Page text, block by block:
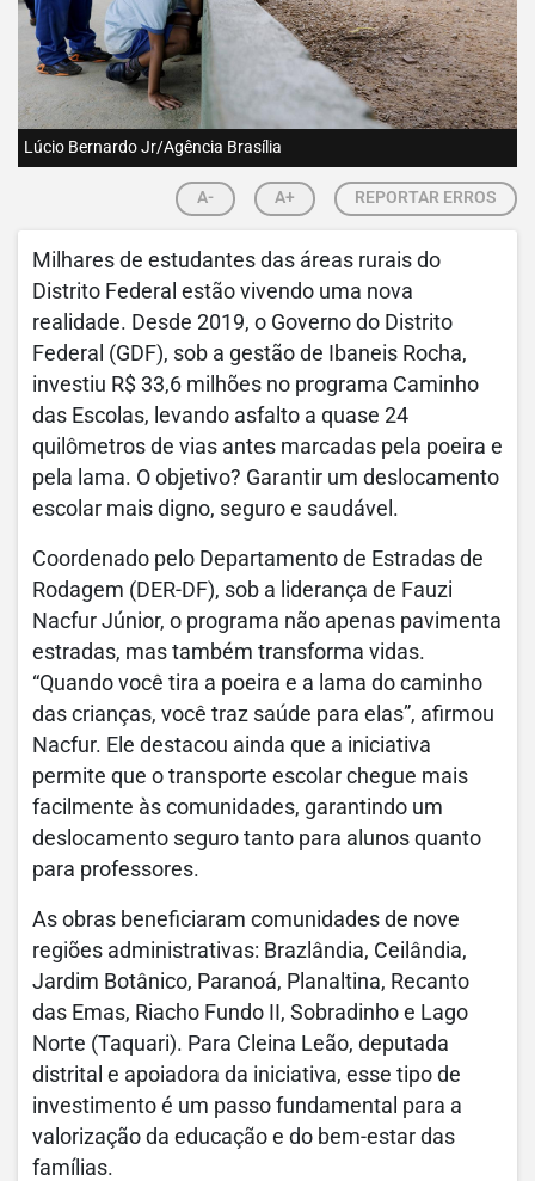
Lúcio Bernardo Jr/Agência Brasília
A- A+ REPORTAR ERROS
Milhares de estudantes das áreas rurais do
Distrito Federal estão vivendo uma nova
realidade. Desde 2019, o Governo do Distrito
Federal (GDF), sob a gestão de Ibaneis Rocha,
investiu R$ 33,6 milhões no programa Caminho
das Escolas, levando asfalto a quase 24
quilômetros de vias antes marcadas pela poeira e
pela lama. O objetivo? Garantir um deslocamento
escolar mais digno, seguro e saudável.
Coordenado pelo Departamento de Estradas de
Rodagem (DER-DF), sob a liderança de Fauzi
Nacfur Júnior, o programa não apenas pavimenta
estradas, mas também transforma vidas.
“Quando você tira a poeira e a lama do caminho
das crianças, você traz saúde para elas”, afirmou
Nacfur. Ele destacou ainda que a iniciativa
permite que o transporte escolar chegue mais
facilmente às comunidades, garantindo um
deslocamento seguro tanto para alunos quanto
para professores.
As obras beneficiaram comunidades de nove
regiões administrativas: Brazlândia, Ceilândia,
Jardim Botânico, Paranoá, Planaltina, Recanto
das Emas, Riacho Fundo II, Sobradinho e Lago
Norte (Taquari). Para Cleina Leão, deputada
distrital e apoiadora da iniciativa, esse tipo de
investimento é um passo fundamental para a
valorização da educação e do bem-estar das
famílias.